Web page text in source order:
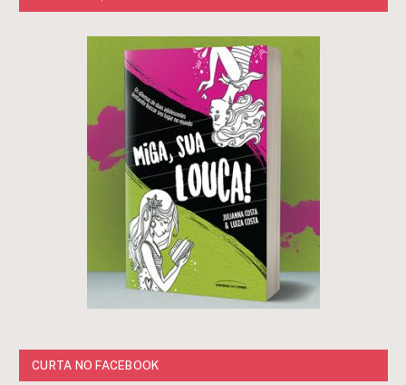
CURTA NO FACEBOOK